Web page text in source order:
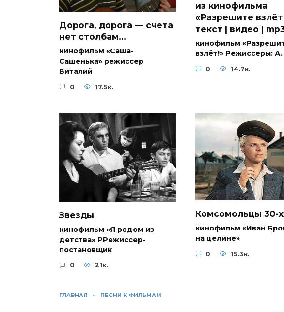
ГЛАВНАЯ » ПЕСНИ К ФИЛЬМАМ
Дорога, дорога — счета
нет столбам…
кинофильм «Саша-
Сашенька» режиссер
Виталий
0 17.5к.
из кинофильма
«Разрешите
текст | видео |
кинофильм
взлёт!» Режиссеры: А.
0 14.7к.
Звезды
кинофильм «Я родом из
детства» РРежиссер-
постановщик
0 21к.
Комсомольцы 30-x
кинофильм «Иван
на целине»
0 15.3к.